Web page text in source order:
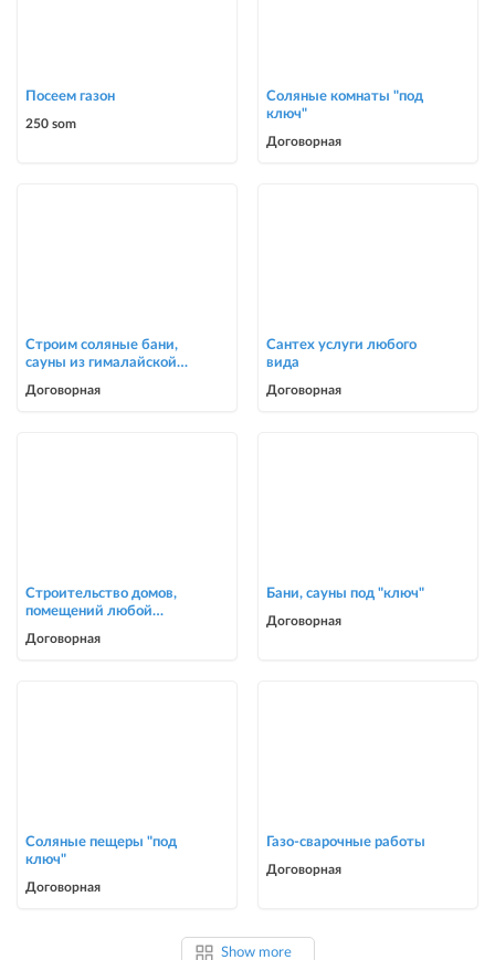
Посеем газон
250 som
Соляные комнаты "под
ключ"
Договорная
Строим соляные бани,
сауны из гималайской
Договорная
Сантех услуги любого
вида
Договорная
Строительство домов,
помещений любой
Договорная
Бани, сауны под "ключ"
Договорная
Соляные пещеры "под
ключ"
Договорная
Газо-сварочные работы
Договорная
Show more